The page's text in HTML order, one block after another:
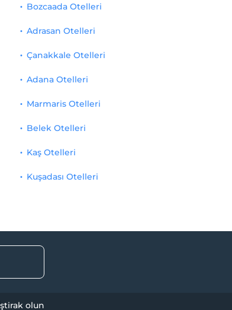
Bozcaada Otelleri
Adrasan Otelleri
Çanakkale Otelleri
Adana Otelleri
Marmaris Otelleri
Belek Otelleri
Kaş Otelleri
Kuşadası Otelleri
olun